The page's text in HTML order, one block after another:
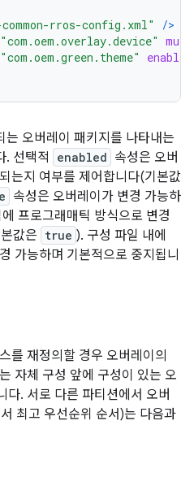
common-rros-config.xml"
/>
"com.oem.overlay.device"
"com.oem.green.theme" enabled
는 오버레이 패키지를 나타내는
. 선택적 enabled 속성은 오버
는지 여부를 제어합니다(기본값
속성은 오버레이가 변경 가능하
프로그래매틱 방식으로 변경
값은 true ). 구성 파일 내에
가능하며 기본적으로 중지됩니
를 재정의할 경우 오버레이의
자체 구성 앞에 구성이 있는 오
다. 서로 다른 파티션에서 오버
최고 우선순위 순서)는 다음과